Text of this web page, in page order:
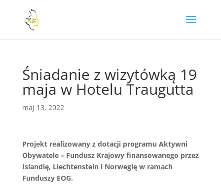
Śniadanie z wizytówką 19
maja w Hotelu Traugutta
maj 13, 2022
Projekt realizowany z dotacji programu Aktywni
Obywatele – Fundusz Krajowy finansowanego przez
Islandię, Liechtenstein i Norwegię w ramach
Funduszy EOG.